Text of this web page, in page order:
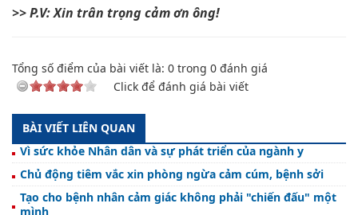
>> P.V: Xin trân trọng cảm ơn ông!
Tổng số điểm của bài viết là: 0 trong 0 đánh giá
Click để đánh giá bài viết
BÀI VIẾT LIÊN QUAN
Vì sức khỏe Nhân dân và sự phát triển của ngành y
Chủ động tiêm vắc xin phòng ngừa cảm cúm, bệnh sởi
Tạo cho bệnh nhân cảm giác không phải "chiến đấu" một
mình